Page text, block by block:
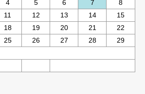
4 5 6 7
8
11 12 13 14
15
18 19 20 21
22
25 26 27 28
29